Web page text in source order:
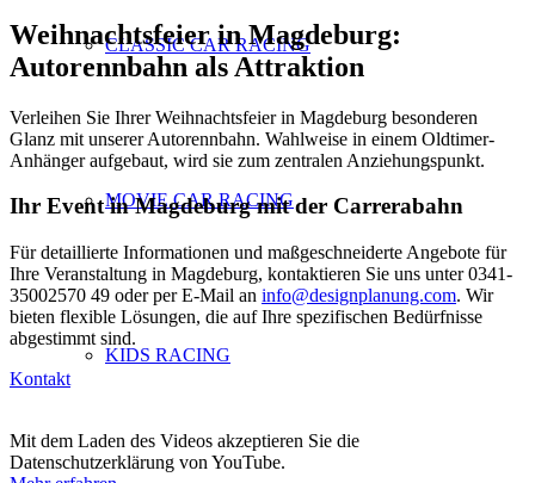
CLASSIC CAR RACING
MOVIE CAR RACING
KIDS RACING
Weihnachtsfeier in Magdeburg:
Autorennbahn als Attraktion
Verleihen Sie Ihrer Weihnachtsfeier in Magdeburg besonderen
Glanz mit unserer Autorennbahn. Wahlweise in einem Oldtimer-
Anhänger aufgebaut, wird sie zum zentralen Anziehungspunkt.
Ihr Event in Magdeburg mit der Carrerabahn
Für detaillierte Informationen und maßgeschneiderte Angebote für
Ihre Veranstaltung in Magdeburg, kontaktieren Sie uns unter 0341-
35002570 49 oder per E-Mail an info@designplanung.com. Wir
bieten flexible Lösungen, die auf Ihre spezifischen Bedürfnisse
abgestimmt sind.
Kontakt
Mit dem Laden des Videos akzeptieren Sie die
Datenschutzerklärung von YouTube.